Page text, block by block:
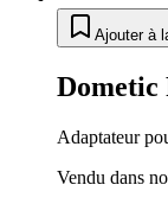
Ajouter à
Dometic
Adaptateur
Vendu dans